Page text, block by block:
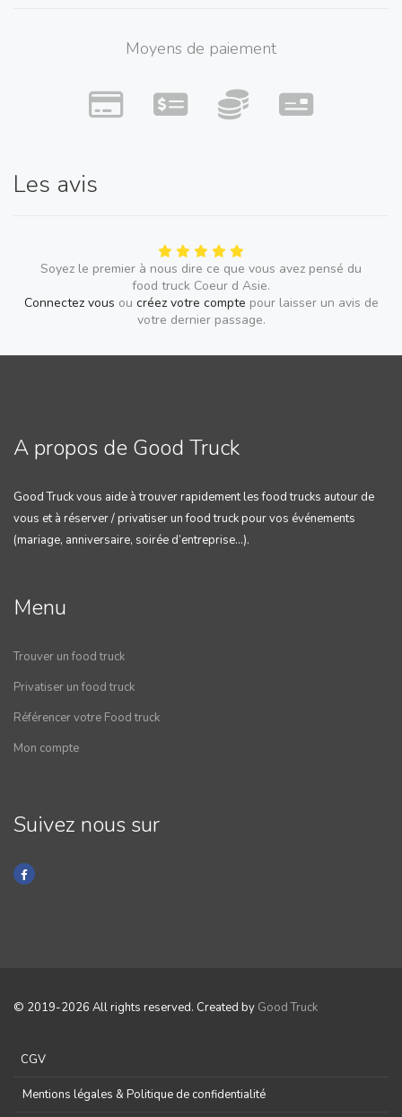
Nous étudions toutes les possibilités
Moyens de paiement
Les avis
Soyez le premier à nous dire ce que vous avez pensé du
food truck Coeur d Asie.
Connectez vous ou créez votre compte pour laisser un avis de
votre dernier passage.
A propos de Good Truck
Good Truck vous aide à trouver rapidement les food trucks autour de
vous et à réserver / privatiser un food truck pour vos événements
(mariage, anniversaire, soirée d’entreprise…).
Menu
Trouver un food truck
Privatiser un food truck
Référencer votre Food truck
Mon compte
Suivez nous sur
© 2019-2026 All rights reserved. Created by Good Truck
CGV
Mentions légales & Politique de confidentialité